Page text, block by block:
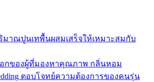
าณปูนเทพื้นผสมเสร็จให้เหมาะสมกับ
กของผู้ที่มองหาคุณภาพ กลิ่นหอม
ตอบโจทย์ความต้องการของคนรุ่น